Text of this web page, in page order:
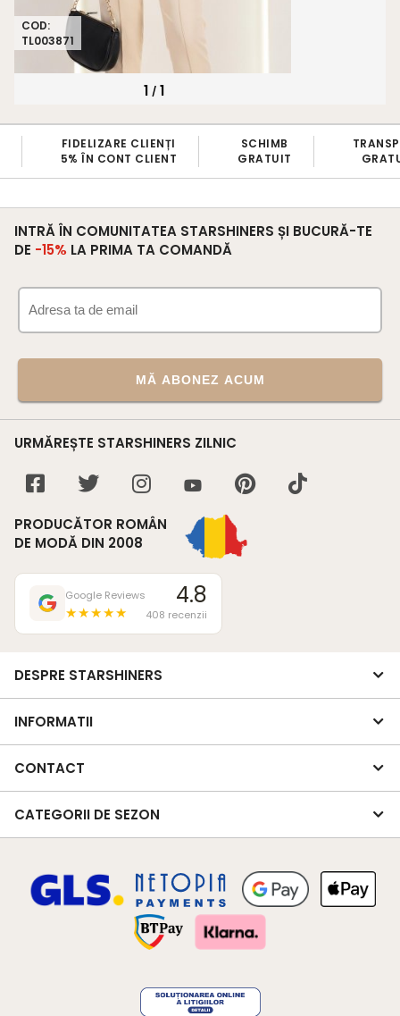
COD:
TL003871
1 /1
SCHIMB
GRATUIT
TRANSPORT
BRAND
100%
INTRĂ ÎN COMUNITATEA STARSHINERS ȘI BUCURĂ-TE
DE -15% LA PRIMA TA COMANDĂ
MĂ ABONEZ ACUM
URMĂREȘTE STARSHINERS ZILNIC
PRODUCĂTOR ROMÂN
DE MODĂ DIN 2008
Google Reviews
★★★★★
4.8
408 recenzii
DESPRE STARSHINERS
INFORMATII
CONTACT
CATEGORII DE SEZON